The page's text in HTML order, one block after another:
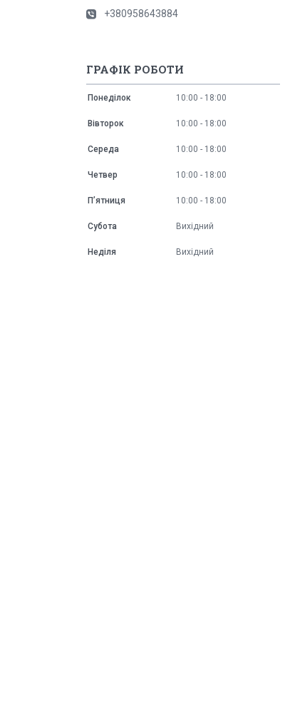
+380958643884
ГРАФІК РОБОТИ
Понеділок 10:00 18:00
Вівторок 10:00 18:00
Середа 10:00 18:00
Четвер 10:00 18:00
Пʼятниця 10:00 18:00
Субота Вихідний
Неділя Вихідний